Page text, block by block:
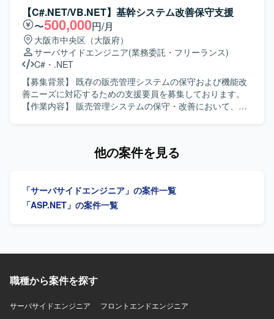
リケーション開発環境を想定しております。データベース
にはPostgreSQLなどのリレーショナルデータベースを利用
する構成となります。
ます。既存システムの機能追加や改修、新規機能の設計・
実装を行いながら、品質を意識した開発を推進していただ
きます。 【求める人物像】 お客様や上位SE、PGと円滑な
コミュニケーションを取りながら、主体的に業務を推進し
ていただける方を求めています。複数システムを横断した
業務理解を行い、状況に応じて柔軟に立ち回れる方が望ま
しいです。 【ポジションの魅力】 要件定義から結合テスト
まで上流から下流まで一貫して関わることができ、上級SE
としてPL経験を活かしながら業務系システム開発のスキル
C#.NET、PL/SQL、RDB（SQLServer、Oracle）などを用
【C#.NET/VB.NET】基幹システム改善保守支援
〜500,000円/月
大阪市中央区（大阪府）
サーバサイドエンジニア(業務委託・フリーランス)
C# ・ .NET
【募集背景】 既存の販売管理システムの保守および機能改
善ニーズに対応するための支援要員を募集しております。
【作業内容】 販売管理システムの保守・改善において、要
主体的に業務を推進し、前向きかつ柔軟に対応できる方を
の保守・改善を通じて業務知識と開発スキルの双方を高め
ていただけます。 【開発環境】 C#.NET、VB.NETを用いた
他の案件を見る
「サーバサイドエンジニア」の案件一覧
「ASP.NET」の案件一覧
職種から案件を探す
サーバサイドエンジニア
フロントエンドエンジニア